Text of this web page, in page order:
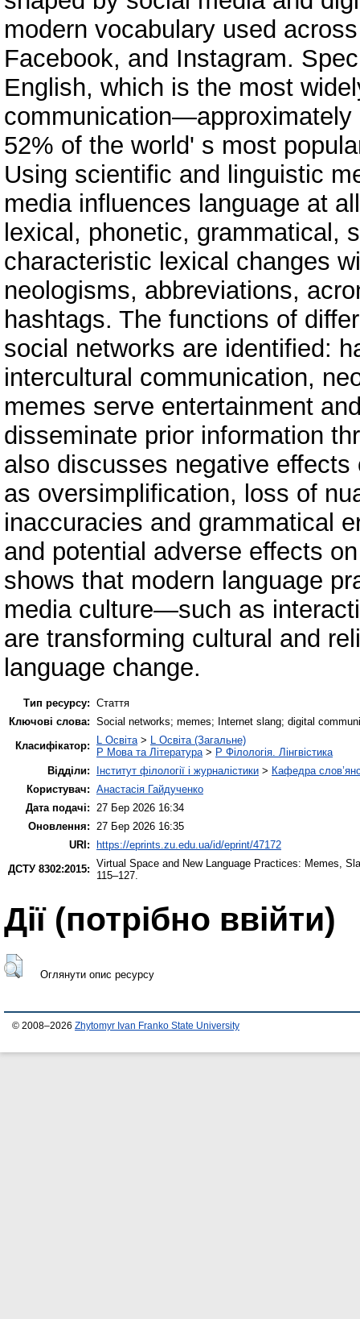
modern vocabulary used
Facebook, and Instagram.
English, which is the most
communication—approximately
52% of the world' s most
Using scientific and linguistic
media influences language at
lexical, phonetic, grammatical,
characteristic lexical changes
neologisms, abbreviations,
hashtags. The functions of
social networks are identified:
intercultural communication,
memes serve entertainment
disseminate prior information
also discusses negative
as oversimplification, loss of
inaccuracies and grammatical
and potential adverse effects
shows that modern language
media culture—such as
are transforming cultural and
language change.
Тип ресурсу: Стаття
Ключові слова: Social networks; memes; Internet slang; digital
Класифікатор:
L Освіта > L Освіта (Загальне)
P Мова та Література > P Філологія. Лінгвістика
Відділи:
Інститут філології і журналістики > Кафедра
Користувач: Анастасія Гайдученко
Дата подачі:
27 Бер 2026 16:34
Оновлення:
27 Бер 2026 16:35
URI: https://eprints.zu.edu.ua/id/eprint/47172
ДСТУ 8302:2015: Virtual Space and New Language Practices: Memes,
115–127.
Дії ​​(потрібно ввійти)
Оглянути опис ресурсу
© 2008–2026 Zhytomyr Ivan Franko State University